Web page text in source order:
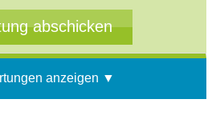
anzeigen ▼